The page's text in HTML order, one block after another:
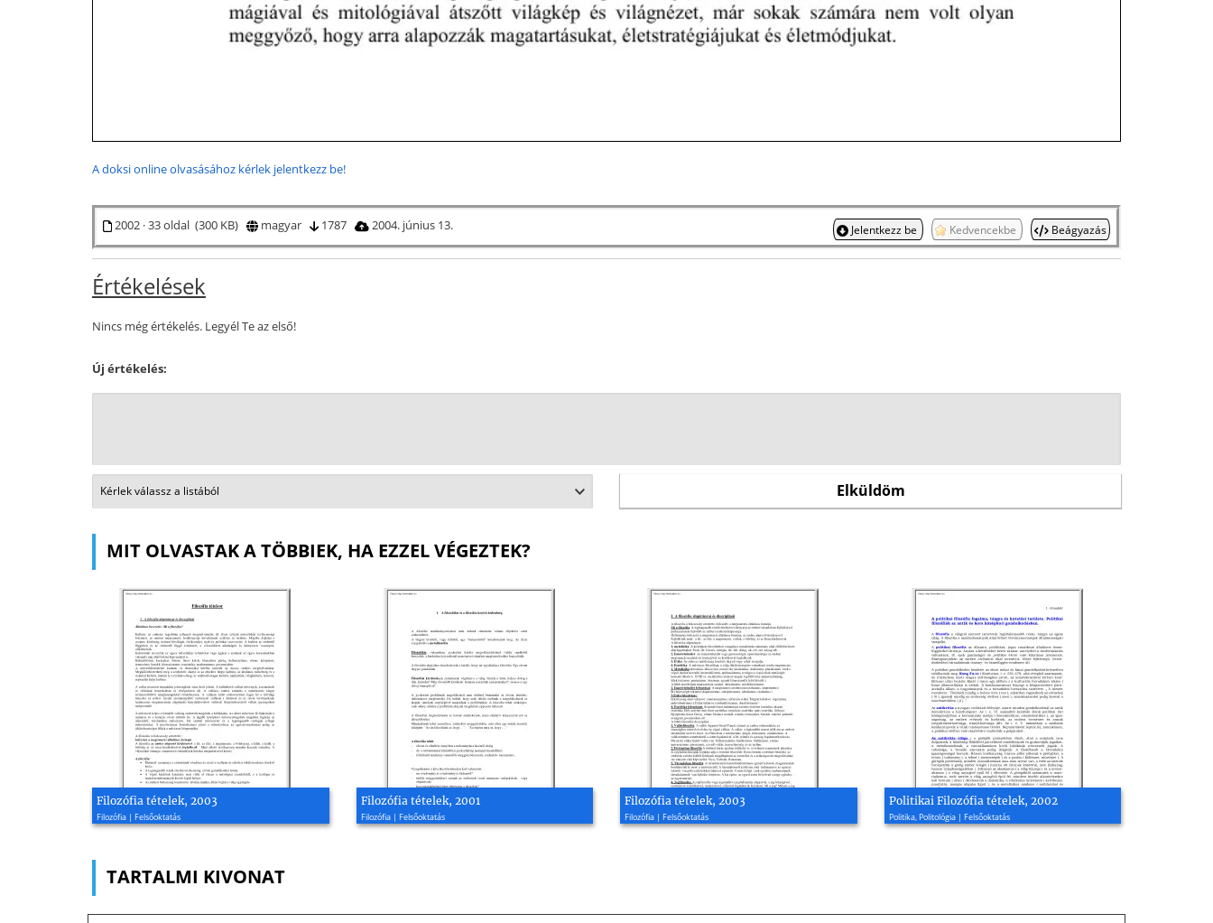
A doksi online olvasásához kérlek jelentkezz be!
2002 · 33 oldal (300 KB) magyar 1787 2004. június 13. Jelentkezz be Kedvencekbe Beágyazás
Értékelések
Nincs még értékelés. Legyél Te az első!
Új értékelés:
MIT OLVASTAK A TÖBBIEK, HA EZZEL VÉGEZTEK?
Filozófia tételek, 2003
Filozófia | Felsőoktatás
Filozófia tételek, 2001
Filozófia | Felsőoktatás
Filozófia tételek, 2003
Filozófia | Felsőoktatás
Politikai Filozófia tételek, 2002
Politika, Politológia | Felsőoktatás
TARTALMI KIVONAT